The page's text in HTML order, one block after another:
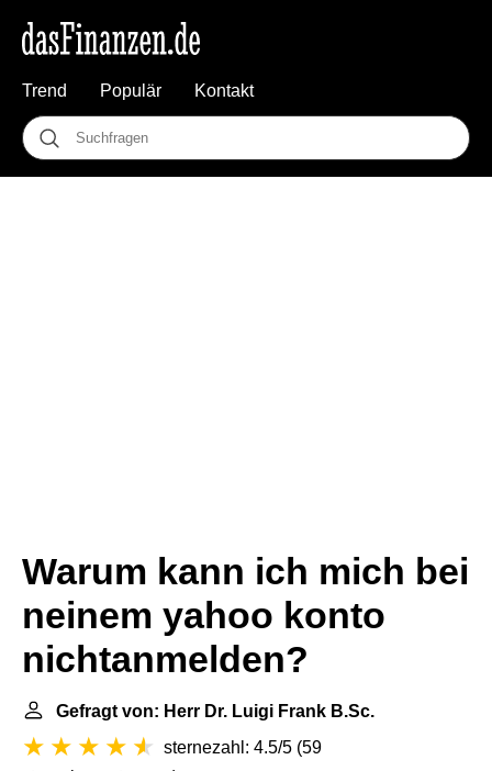
Trend Populär Kontakt
Warum kann ich mich bei
neinem yahoo konto
nichtanmelden?
Gefragt von: Herr Dr. Luigi Frank B.Sc.
sternezahl: 4.5/5 (59